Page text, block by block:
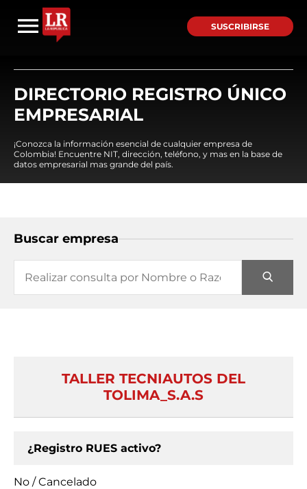
SUSCRIBIRSE
DIRECTORIO REGISTRO ÚNICO
EMPRESARIAL
¡Conozca la información esencial de cualquier empresa de
Colombia! Encuentre NIT, dirección, teléfono, y mas en la base de
datos empresarial mas grande del país.
Buscar empresa
TALLER TECNIAUTOS DEL
TOLIMA_S.A.S
¿Registro RUES activo?
No / Cancelado